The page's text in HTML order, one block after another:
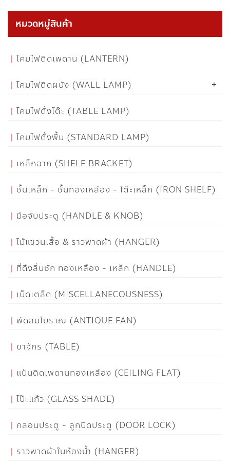
หมวดหมู่สินค้า
โคมไฟติดเพดาน (LANTERN)
โคมไฟติดผนัง (WALL LAMP)
โคมไฟตั้งโต๊ะ (TABLE LAMP)
โคมไฟตั้งพื้น (STANDARD LAMP)
เหล็กฉาก (SHELF BRACKET)
ชั้นเหล็ก - ชั้นทองเหลือง - โต๊ะเหล็ก (IRON SHELF)
มือจับประตู (HANDLE & KNOB)
ไม้แขวนเสื้อ & ราวพาดผ้า (HANGER)
ที่ดึงลิ้นชัก ทองเหลือง - เหล็ก (HANDLE)
เบ็ดเตล็ด (MISCELLANECOUSNESS)
พัดลมโบราณ (ANTIQUE FAN)
ขาจักร (TABLE)
แป้นติดเพดานทองเหลือง (CEILING FLAT)
โป๊ะแก้ว (GLASS SHADE)
กลอนประตู - ลูกบิดประตู (DOOR LOCK)
ราวพาดผ้าในห้องน้ำ (HANGER)